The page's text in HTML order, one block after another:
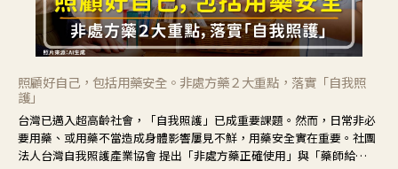
照顧好自己，包括用藥安全。非處方藥２大重點，落實「自我照
護」
台灣已邁入超高齡社會，「自我照護」已成重要課題。然而，日常非必
要用藥、或用藥不當造成身體影響屢見不鮮，用藥安全實在重要。社團
法人台灣自我照護產業協會 提出「非處方藥正確使用」與「藥師給